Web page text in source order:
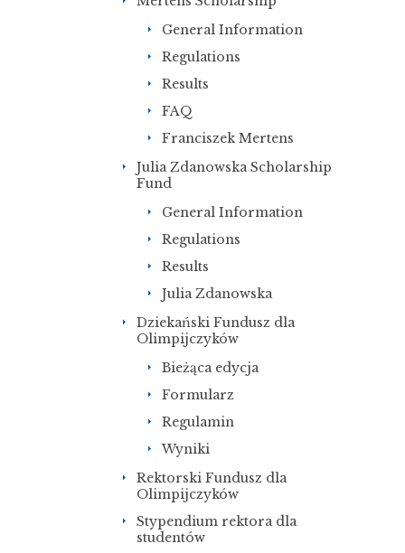
General Information
Regulations
Results
FAQ
Franciszek Mertens
Julia Zdanowska Scholarship
Fund
General Information
Regulations
Results
Julia Zdanowska
Dziekański Fundusz dla
Olimpijczyków
Bieżąca edycja
Formularz
Regulamin
Wyniki
Rektorski Fundusz dla
Olimpijczyków
Stypendium rektora dla
studentów